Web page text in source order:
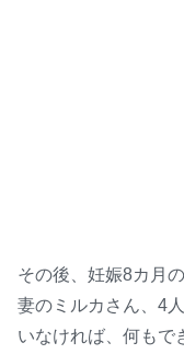
その後、妊娠8カ月
妻のミルカさん、4
いなければ、何もで